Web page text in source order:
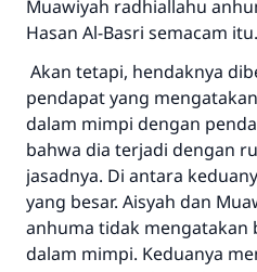
Muawiyah radhiallahu
Hasan Al-Basri semacam itu.
Akan tetapi, hendaknya
pendapat yang
dalam mimpi dengan
bahwa dia terjadi dengan
jasadnya. Di antara
yang besar. Aisyah dan
anhuma tidak mengatakan
dalam mimpi. Keduanya